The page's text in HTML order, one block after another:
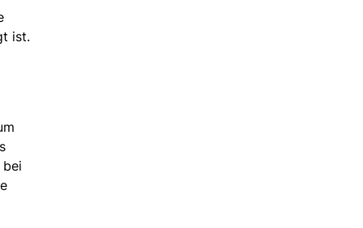
ist.